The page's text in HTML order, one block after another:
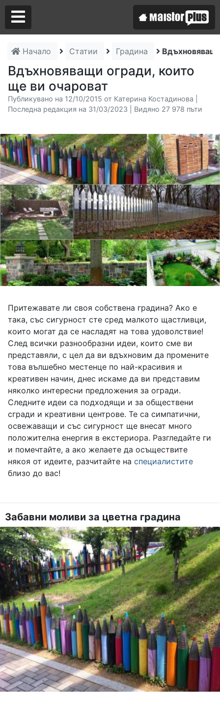
Начало Статии Градина
Вдъхновяващи огради, които
ще ви очароват
Публикувано на 12/10/2015 от Катерина Костадинова |
Последна редакция на 31/03/2023 | Видяно 27 978 пъти
Притежавате ли своя собствена градина? Ако е
така, със сигурност сте сред малкото щастливци,
които могат да се насладят на това удоволствие!
След всички разнообразни идеи, които сме ви
представяли, с цел да ви вдъхновим да промените
това вълшебно местенце по най-красивия и
креативен начин, днес искаме да ви представим
няколко интересни предложения за огради.
Следните идеи са подходящи и за обществени
сгради и креативни центрове. Те са симпатични,
освежаващи и със сигурност ще внесат много
положителна енергия в екстериора. Разгледайте ги
и помечтайте, а ако желаете да осъществите
някоя от идеите, разчитайте на специалистите
близо до вас!
Забавни моливи за цветна градина
Аз съм майстор
Търся майстор